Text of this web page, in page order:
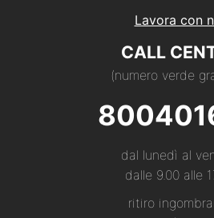
Lavora con
CALL
(numero verde
dal lunedì al
dalle 9.00 alle
ritiro